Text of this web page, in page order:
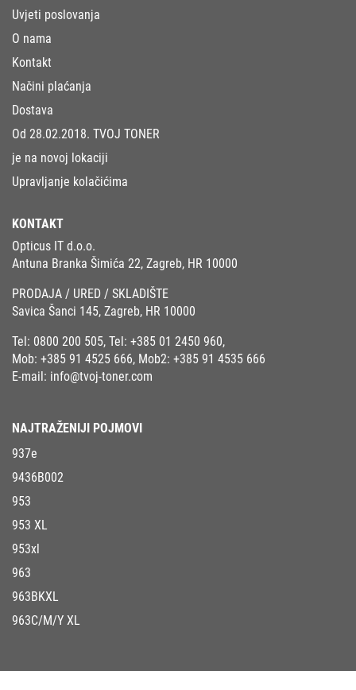
Uvjeti poslovanja
O nama
Kontakt
Načini plaćanja
Dostava
Od 28.02.2018. TVOJ TONER
je na novoj lokaciji
Upravljanje kolačićima
KONTAKT
Opticus IT d.o.o.
Antuna Branka Šimića 22, Zagreb, HR 10000
PRODAJA / URED / SKLADIŠTE
Savica Šanci 145, Zagreb, HR 10000
Tel: 0800 200 505, Tel: +385 01 2450 960,
Mob: +385 91 4525 666, Mob2: +385 91 4535 666
E-mail: info@tvoj-toner.com
NAJTRAŽENIJI POJMOVI
937e
9436B002
953
953 XL
953xl
963
963BKXL
963C/M/Y XL